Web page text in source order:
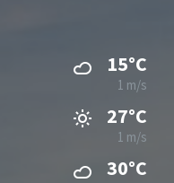
15°C
1 m/s
27°C
1 m/s
30°C